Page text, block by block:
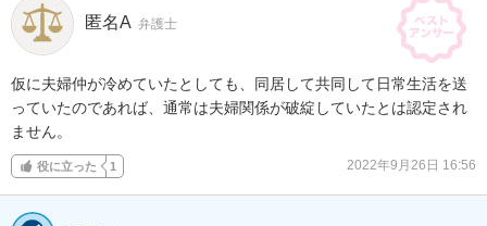
匿名A 弁護士
仮に夫婦仲が冷めていたとしても、同居して共同して日常生活を送
っていたのであれば、通常は夫婦関係が破綻していたとは認定され
ません。
役に立った 1 2022年9月26日 16:56